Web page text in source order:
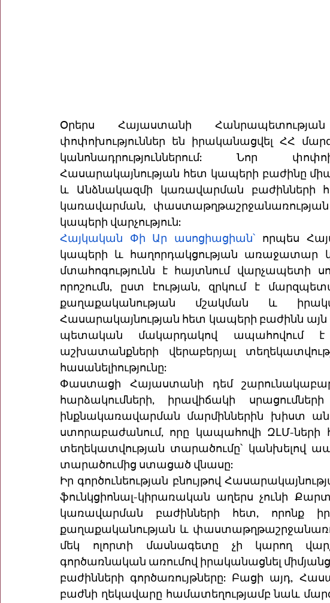
Օրերս Հայաստանի
փոփոխություններ են իրականացվել ՀՀ
կանոնադրություններում: Նոր
Հասարակայնության հետ կապերի բաժինը
և Անձնակազմի կառավարման բաժինների
կառավարման,
կապերի վարչություն:
Հայկական Փի Ար ասոցիացիան՝ որպես
կապերի և հաղորդակցության առաջատար
մտահոգությունն է հայտնում վարչապետի
որոշումն, ըստ էության, զրկում է
քաղաքականության մշակման և
Հասարակայնության հետ կապերի բաժինն
պետական մակարդակով ապահովում է
աշխատանքների վերաբերյալ
հասանելիությունը:
Փաստացի Հայաստանի դեմ
հարձակումների, իրավիճակի
ինքնակառավարման մարմիններին խիստ
ստորաբաժանում, որը կապահովի ԶԼՄ-
տեղեկատվության տարածումը՝ կանխելով
տարածումից ստացած վնասը:
Իր գործունեության բնույթով
ֆունկցիոնալ-կիրառական աղերս չունի
կառավարման բաժինների հետ, որոնք
քաղաքականության և
մեկ ոլորտի մասնագետը չի կարող
գործառնական առումով իրականացնել
բաժինների գործառույթները: Բացի այդ,
բաժնի ղեկավարը համատեղությամբ նաև